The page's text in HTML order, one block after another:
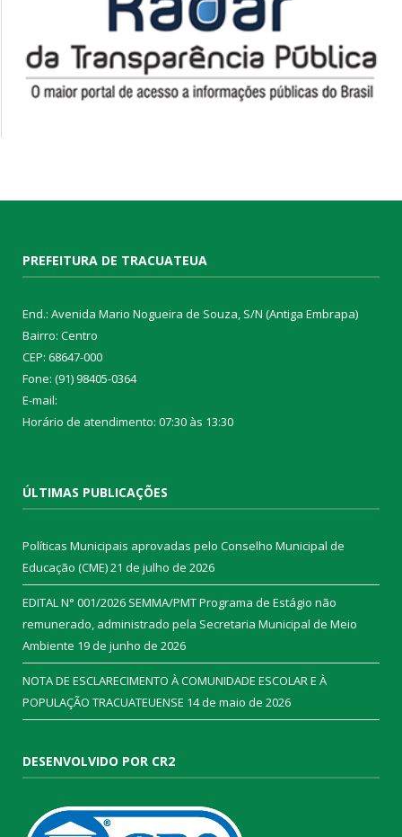
PREFEITURA DE TRACUATEUA
End.: Avenida Mario Nogueira de Souza, S/N (Antiga Embrapa)
Bairro: Centro
CEP: 68647-000
Fone: (91) 98405-0364
E-mail:
Horário de atendimento: 07:30 às 13:30
ÚLTIMAS PUBLICAÇÕES
Políticas Municipais aprovadas pelo Conselho Municipal de
Educação (CME)21 de julho de 2026
EDITAL N° 001/2026 SEMMA/PMT Programa de Estágio não
remunerado, administrado pela Secretaria Municipal de Meio
Ambiente 19 de junho de 2026
NOTA DE ESCLARECIMENTO À COMUNIDADE ESCOLAR E À
POPULAÇÃO TRACUATEUENSE 14 de maio de 2026
DESENVOLVIDO POR CR2